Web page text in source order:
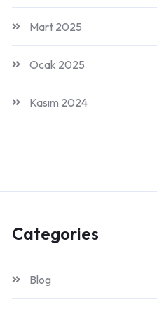
Mart 2025
Ocak 2025
Kasım 2024
Categories
Blog